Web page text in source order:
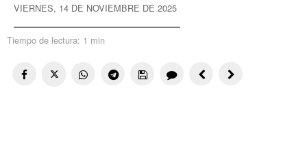
VIERNES, 14 DE NOVIEMBRE DE 2025
Tiempo de lectura: 1 min